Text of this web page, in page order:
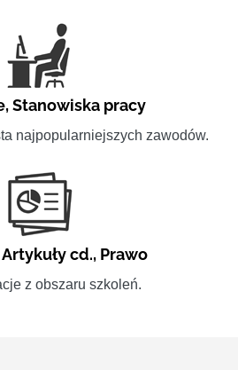
,Stanowiska pracy
najpopularniejszych zawodów.
Artykuły cd., Prawo
z obszaru szkoleń.